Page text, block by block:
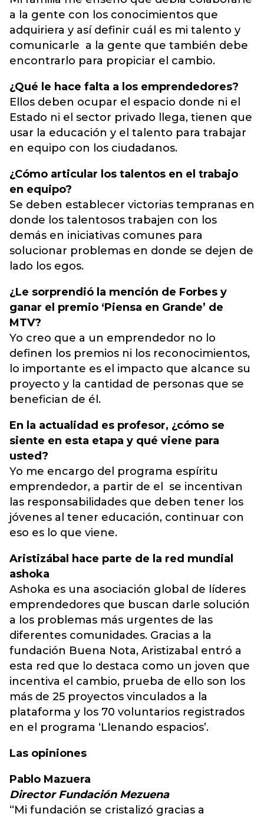
a la gente con los conocimientos que
adquiriera y así definir cuál es mi talento y
comunicarle a la gente que también debe
encontrarlo para propiciar el cambio.
¿Qué le hace falta a los emprendedores?
Ellos deben ocupar el espacio donde ni el
Estado ni el sector privado llega, tienen que
usar la educación y el talento para trabajar
en equipo con los ciudadanos.
¿Cómo articular los talentos en el trabajo
en equipo?
Se deben establecer victorias tempranas en
donde los talentosos trabajen con los
demás en iniciativas comunes para
solucionar problemas en donde se dejen de
lado los egos.
¿Le sorprendió la mención de Forbes y
ganar el premio ‘Piensa en Grande’ de
MTV?
Yo creo que a un emprendedor no lo
definen los premios ni los reconocimientos,
lo importante es el impacto que alcance su
proyecto y la cantidad de personas que se
benefician de él.
En la actualidad es profesor, ¿cómo se
siente en esta etapa y qué viene para
usted?
Yo me encargo del programa espíritu
emprendedor, a partir de el se incentivan
las responsabilidades que deben tener los
jóvenes al tener educación, continuar con
eso es lo que viene.
Aristizábal hace parte de la red mundial
ashoka
Ashoka es una asociación global de líderes
emprendedores que buscan darle solución
a los problemas más urgentes de las
diferentes comunidades. Gracias a la
fundación Buena Nota, Aristizabal entró a
esta red que lo destaca como un joven que
incentiva el cambio, prueba de ello son los
más de 25 proyectos vinculados a la
plataforma y los 70 voluntarios registrados
en el programa ‘Llenando espacios’.
Las opiniones
Pablo Mazuera
Director Fundación Mezuena
“Mi fundación se cristalizó gracias a